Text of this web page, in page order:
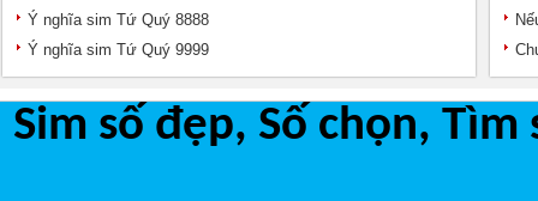
Ý nghĩa sim Tứ Quý 8888
Ý nghĩa sim Tứ Quý 9999
Sim số đẹp, Số chọn,